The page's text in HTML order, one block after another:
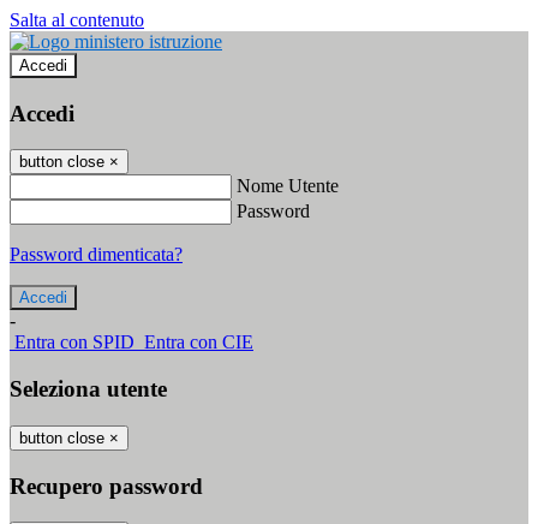
Salta al contenuto
Accedi
Accedi
button close ×
Nome Utente
Password
Password dimenticata?
-
Entra con SPID Entra con CIE
Seleziona utente
button close ×
Recupero password